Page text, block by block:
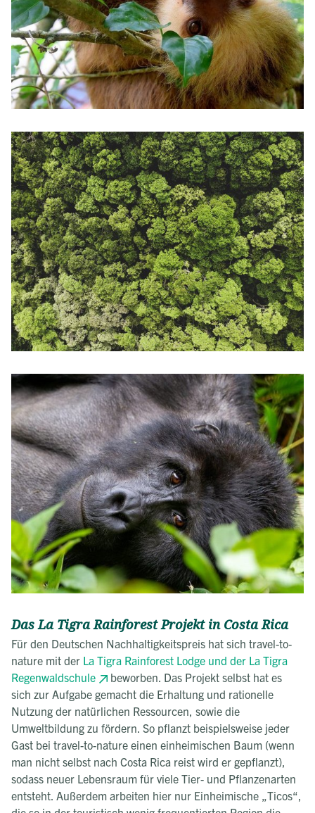
Das La Tigra Rainforest Projekt in Costa Rica
Für den Deutschen Nachhaltigkeitspreis hat sich travel-to-
nature mit der La Tigra Rainforest Lodge und der La Tigra
Regenwaldschule
beworben. Das Projekt selbst hat es
sich zur Aufgabe gemacht die Erhaltung und rationelle
Nutzung der natürlichen Ressourcen, sowie die
Umweltbildung zu fördern. So pflanzt beispielsweise jeder
Gast bei travel-to-nature einen einheimischen Baum (wenn
man nicht selbst nach Costa Rica reist wird er gepflanzt),
sodass neuer Lebensraum für viele Tier- und Pflanzenarten
entsteht. Außerdem arbeiten hier nur Einheimische „Ticos“,